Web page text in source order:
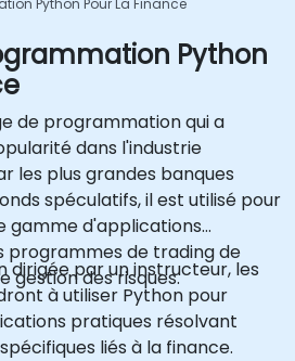
Python Pour La Finance
Python
de programmation qui a
dans l'industrie
les plus grandes banques
spéculatifs, il est utilisé pour
gamme d'applications
programmes de trading de
gestion des risques.
par un instructeur, les
à utiliser Python pour
pratiques résolvant
liés à la finance.